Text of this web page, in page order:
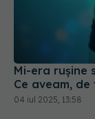
Mi-era rușine
Ce aveam,
04 iul 2025, 13:58